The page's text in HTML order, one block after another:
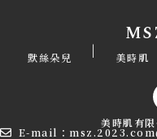
默絲朵兒 | 美時肌
美時肌有
E-mail：